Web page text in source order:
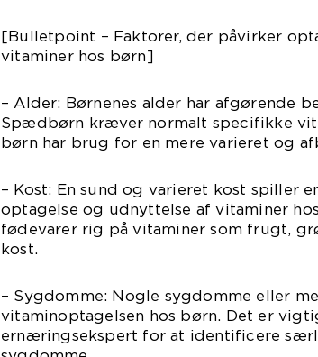
[Bulletpoint – Faktorer, der påvirker
vitaminer hos børn]
– Alder: Børnenes alder har afgørende
Spædbørn kræver normalt specifikke
børn har brug for en mere varieret og
– Kost: En sund og varieret kost spiller
optagelse og udnyttelse af vitaminer
fødevarer rig på vitaminer som frugt,
kost.
– Sygdomme: Nogle sygdomme eller
vitaminoptagelsen hos børn. Det er
ernæringsekspert for at identificere